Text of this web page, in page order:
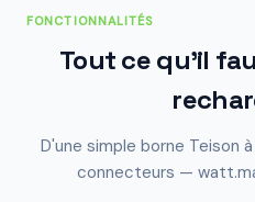
FONCTIONNALITÉS
Tout ce qu'il
D'une simple borne Teison
connecteurs —